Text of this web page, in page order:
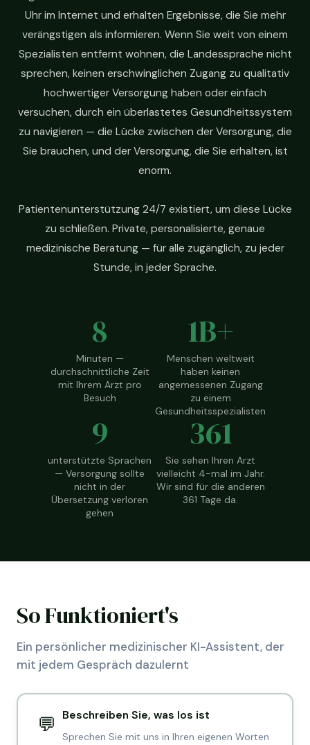
Uhr im Internet und erhalten Ergebnisse, die Sie mehr
verängstigen als informieren. Wenn Sie weit von einem
Spezialisten entfernt wohnen, die Landessprache nicht
sprechen, keinen erschwinglichen Zugang zu qualitativ
hochwertiger Versorgung haben oder einfach
versuchen, durch ein überlastetes Gesundheitssystem
zu navigieren — die Lücke zwischen der Versorgung, die
Sie brauchen, und der Versorgung, die Sie erhalten, ist
enorm.
Patientenunterstützung 24/7 existiert, um diese Lücke
zu schließen. Private, personalisierte, genaue
medizinische Beratung — für alle zugänglich, zu jeder
Stunde, in jeder Sprache.
8
Minuten —
durchschnittliche Zeit
mit Ihrem Arzt pro
Besuch
1B+
Menschen weltweit
haben keinen
angemessenen Zugang
zu einem
Gesundheitsspezialisten
9
unterstützte Sprachen
— Versorgung sollte
nicht in der
Übersetzung verloren
gehen
361
Sie sehen Ihren Arzt
vielleicht 4-mal im Jahr.
Wir sind für die anderen
361 Tage da.
So Funktioniert's
Ein persönlicher medizinischer KI-Assistent, der
mit jedem Gespräch dazulernt
💬 Beschreiben Sie, was los ist
Sprechen Sie mit uns in Ihren eigenen Worten